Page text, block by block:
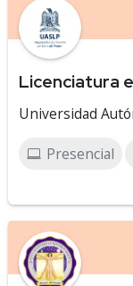
Licenciatura
Universidad
Presencial